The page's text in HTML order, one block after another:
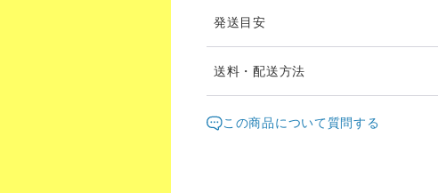
発送目安
送料・配送方法
この商品について質問する